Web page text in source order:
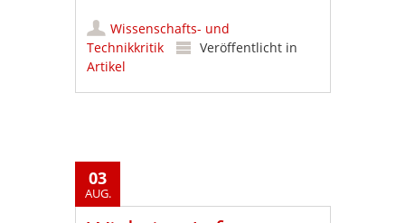
Wissenschafts- und
Technikkritik
Veröffentlicht in
Artikel
03
AUG.